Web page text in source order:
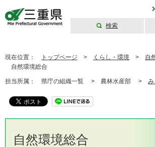
検索
現在位置： トップページ > くらし・環境 > 自
自然環境総合
担当所属： 県庁の組織一覧 > 農林水産部 >
自然環境総合